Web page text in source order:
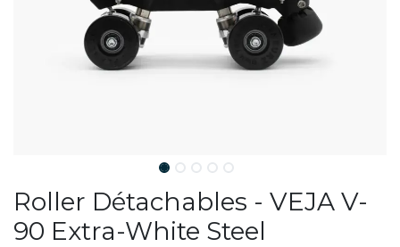
Roller Détachables - VEJA V-
90 Extra-White Steel